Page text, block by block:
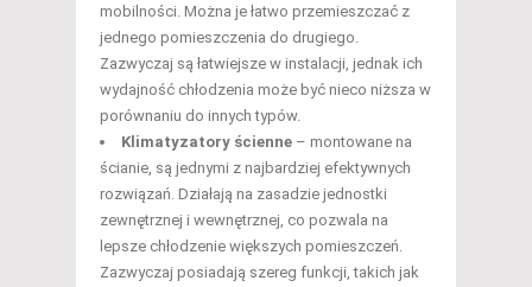
mobilności. Można je łatwo przemieszczać z
jednego pomieszczenia do drugiego.
Zazwyczaj są łatwiejsze w instalacji, jednak ich
wydajność chłodzenia może być nieco niższa w
porównaniu do innych typów.
Klimatyzatory ścienne – montowane na
ścianie, są jednymi z najbardziej efektywnych
rozwiązań. Działają na zasadzie jednostki
zewnętrznej i wewnętrznej, co pozwala na
lepsze chłodzenie większych pomieszczeń.
Zazwyczaj posiadają szereg funkcji, takich jak